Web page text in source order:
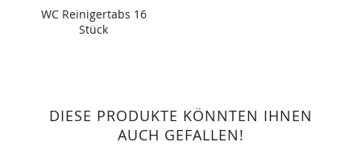
WC Reinigertabs 16
Stück
DIESE PRODUKTE KÖNNTEN IHNEN
AUCH GEFALLEN!